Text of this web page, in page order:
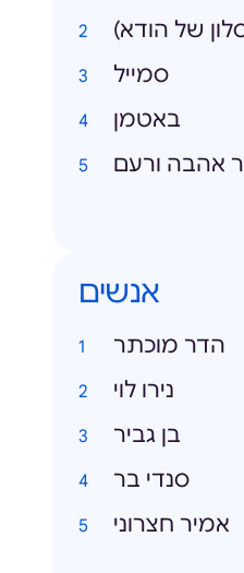
של הודא)
סמייל
באטמן
אהבה ורעם
אנשים
הדר מוכתר
נירו לוי
בן גביר
סנדי בר
אמיר חצרוני